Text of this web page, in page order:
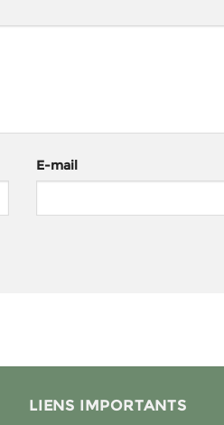
E-mail
LIENS IMPORTANTS